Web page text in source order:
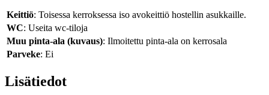
Keittiö: Toisessa kerroksessa iso avokeittiö hostellin asukkaille.
WC: Useita wc-tiloja
Muu pinta-ala (kuvaus): Ilmoitettu pinta-ala on kerrosala
Parveke: Ei
Lisätiedot